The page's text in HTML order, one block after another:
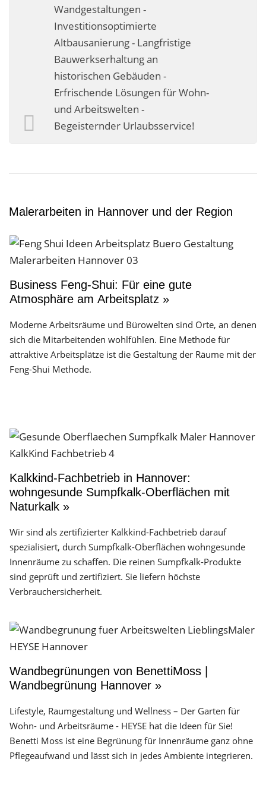
Wandgestaltungen -
Investitionsoptimierte
Altbausanierung - Langfristige
Bauwerkserhaltung an
historischen Gebäuden -
Erfrischende Lösungen für Wohn-
und Arbeitswelten -
Begeisternder Urlaubsservice!
Malerarbeiten in Hannover und der Region
Business Feng-Shui: Für eine gute
Atmosphäre am Arbeitsplatz »
Moderne Arbeitsräume und Bürowelten sind Orte, an denen
sich die Mitarbeitenden wohlfühlen. Eine Methode für
attraktive Arbeitsplätze ist die Gestaltung der Räume mit der
Feng-Shui Methode.
Kalkkind-Fachbetrieb in Hannover:
wohngesunde Sumpfkalk-Oberflächen mit
Naturkalk »
Wir sind als zertifizierter Kalkkind-Fachbetrieb darauf
spezialisiert, durch Sumpfkalk-Oberflächen wohngesunde
Innenräume zu schaffen. Die reinen Sumpfkalk-Produkte
sind geprüft und zertifiziert. Sie liefern höchste
Verbrauchersicherheit.
Wandbegrünungen von BenettiMoss |
Wandbegrünung Hannover »
Lifestyle, Raumgestaltung und Wellness – Der Garten für
Wohn- und Arbeitsräume - HEYSE hat die Ideen für Sie!
Benetti Moss ist eine Begrünung für Innenräume ganz ohne
Pflegeaufwand und lässt sich in jedes Ambiente integrieren.